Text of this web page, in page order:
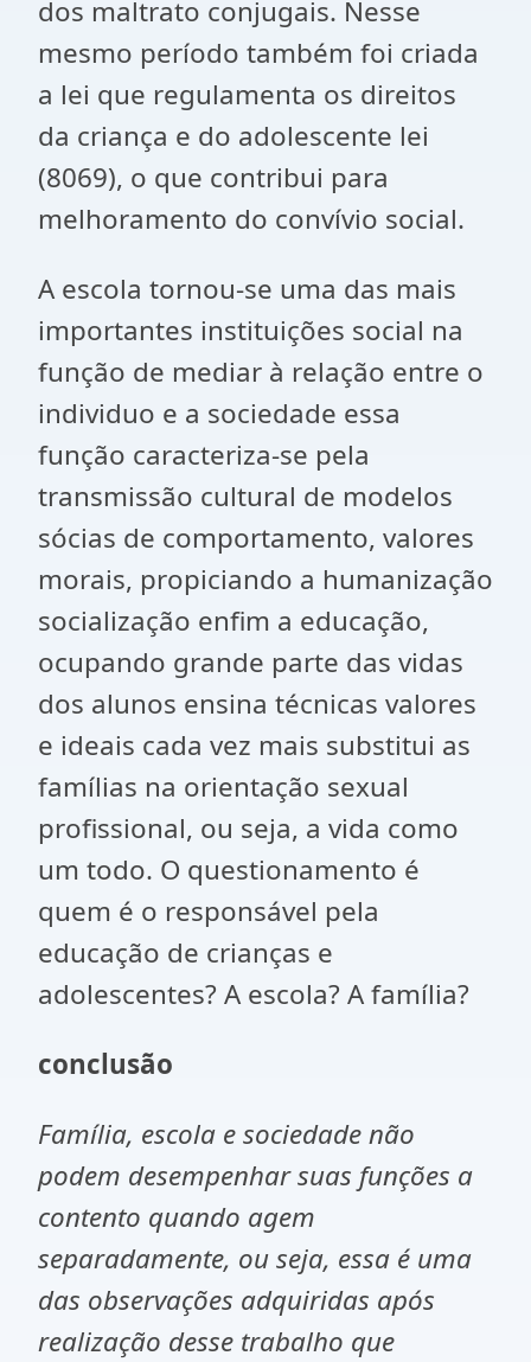
dos maltrato conjugais. Nesse
mesmo período também foi criada
a lei que regulamenta os direitos
da criança e do adolescente lei
(8069), o que contribui para
melhoramento do convívio social.
A escola tornou-se uma das mais
importantes instituições social na
função de mediar à relação entre o
individuo e a sociedade essa
função caracteriza-se pela
transmissão cultural de modelos
sócias de comportamento, valores
morais, propiciando a humanização
socialização enfim a educação,
ocupando grande parte das vidas
dos alunos ensina técnicas valores
e ideais cada vez mais substitui as
famílias na orientação sexual
profissional, ou seja, a vida como
um todo. O questionamento é
quem é o responsável pela
educação de crianças e
adolescentes? A escola? A família?
conclusão
Família, escola e sociedade não
podem desempenhar suas funções a
contento quando agem
separadamente, ou seja, essa é uma
das observações adquiridas após
realização desse trabalho que